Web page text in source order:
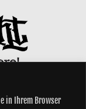
in Ihrem Browser